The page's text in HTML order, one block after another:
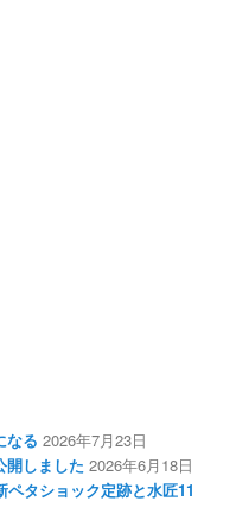
なる 2026年7月23日
開しました 2026年6月18日
タショック定跡と水匠11